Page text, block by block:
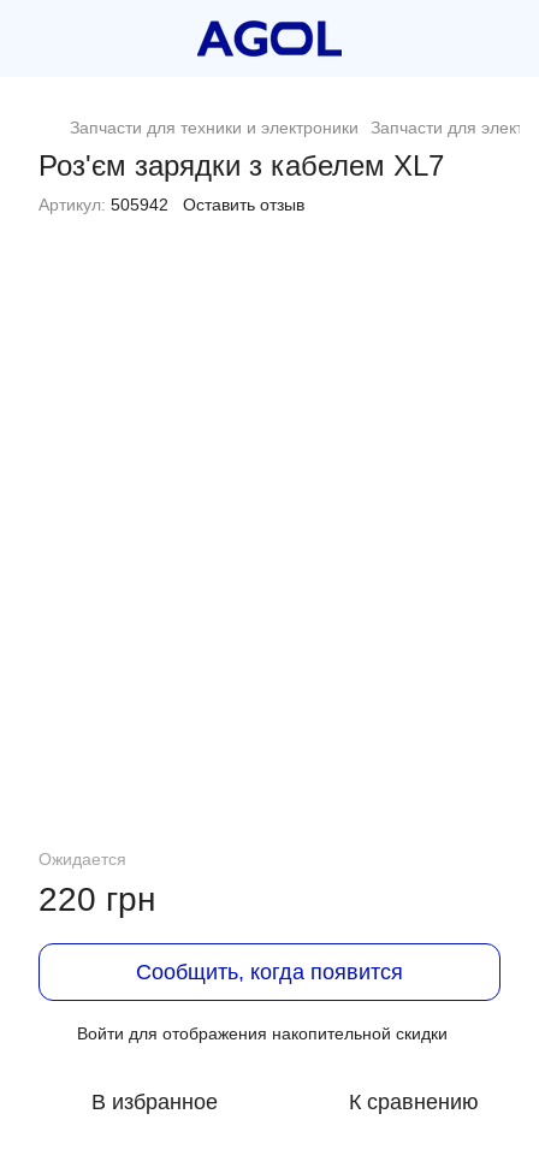
Запчасти для техники и электроники Запчасти для
Роз'єм зарядки з кабелем XL7
Артикул: 505942 Оставить отзыв
Ожидается
220 грн
Сообщить, когда появится
Войти для отображения накопительной скидки
В избранное К сравнению